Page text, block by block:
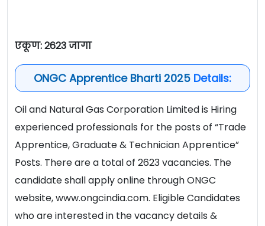
एकूण: 2623 जागा
ONGC Apprentice Bharti 2025 Details:
Oil and Natural Gas Corporation Limited is Hiring
experienced professionals for the posts of “Trade
Apprentice, Graduate & Technician Apprentice”
Posts. There are a total of 2623vacancies. The
candidate shall apply online through ONGC
website, www.ongcindia.com. Eligible Candidates
who are interested in the vacancy details &